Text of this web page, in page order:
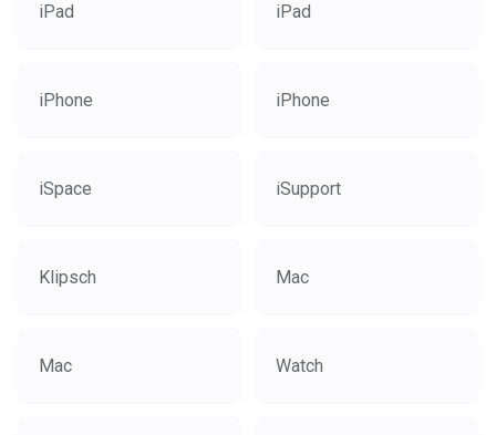
iPad iPad
iPhone iPhone
iSpace iSupport
Klipsch Mac
Mac Watch